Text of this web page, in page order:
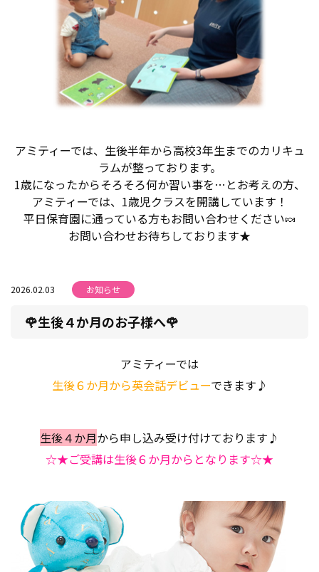
アミティーでは、生後半年から高校3年生までのカリキュ
ラムが整っております。
1歳になったからそろそろ何か習い事を…とお考えの方、
アミティーでは、1歳児クラスを開講しています！
平日保育園に通っている方もお問い合わせください🍬
お問い合わせお待ちしております★
2026.02.03 お知らせ
🌹生後４か月のお子様へ🌹
アミティーでは
生後６か月から英会話デビューできます♪
生後４か月から申し込み受け付けております♪
☆★ご受講は生後６か月からとなります☆★